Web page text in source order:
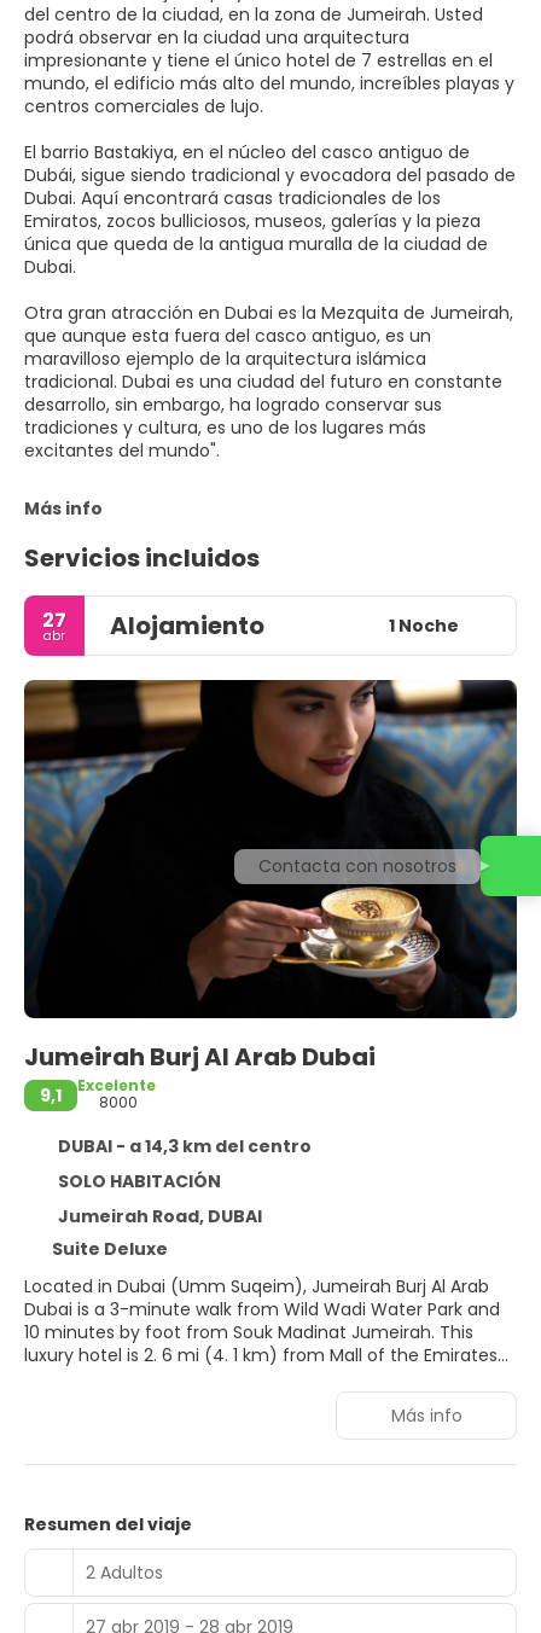
del centro de la ciudad, en la zona de Jumeirah. Usted
podrá observar en la ciudad una arquitectura
impresionante y tiene el único hotel de 7 estrellas en el
mundo, el edificio más alto del mundo, increíbles playas y
centros comerciales de lujo.
El barrio Bastakiya, en el núcleo del casco antiguo de
Dubái, sigue siendo tradicional y evocadora del pasado de
Dubai. Aquí encontrará casas tradicionales de los
Emiratos, zocos bulliciosos, museos, galerías y la pieza
única que queda de la antigua muralla de la ciudad de
Dubai.
Otra gran atracción en Dubai es la Mezquita de Jumeirah,
que aunque esta fuera del casco antiguo, es un
maravilloso ejemplo de la arquitectura islámica
tradicional. Dubai es una ciudad del futuro en constante
desarrollo, sin embargo, ha logrado conservar sus
tradiciones y cultura, es uno de los lugares más
excitantes del mundo".
Más info
Servicios incluidos
27
abr Alojamiento 1 Noche
Jumeirah Burj Al Arab Dubai
9,1
Excelente
8000
DUBAI - a 14,3 km del centro
SOLO HABITACIÓN
Jumeirah Road, DUBAI
Suite Deluxe
Located in Dubai (Umm Suqeim), Jumeirah Burj Al Arab
Dubai is a 3-minute walk from Wild Wadi Water Park and
10 minutes by foot from Souk Madinat Jumeirah. This
luxury hotel is 2. 6 mi (4. 1 km) from Mall of the Emirates
service spa, where you can enjoy massages, body
treatments, and facials. After making a splash in one of
the 2 indoor and 2 outdoor swimming pools, you can
spend some time at the private beach. This hotel also
concierge services, and babysitting (surcharge). Guests
can get to nearby shops on the shuttle (surcharge). Make
yourself at home in one of the 198 individually decorated
guestrooms, featuring refrigerators and microwaves. Your
bed comes with down comforters and Egyptian cotton
Más info
Resumen del viaje
2 Adultos
27 abr 2019 - 28 abr 2019
Contacta con nosotros